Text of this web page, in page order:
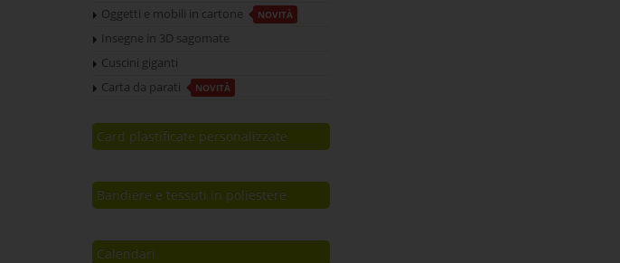
Oggetti e mobili in cartone
NOVITÀ
Insegne in 3D sagomate
Cuscini giganti
Carta da parati
NOVITÀ
Card plastificate personalizzate
Bandiere e tessuti in poliestere
Calendari